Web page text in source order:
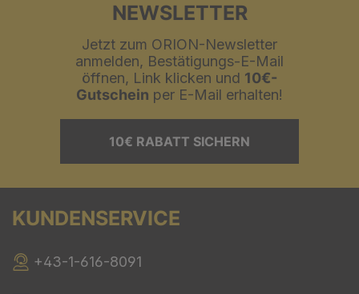
NEWSLETTER
Jetzt zum ORION-Newsletter
anmelden, Bestätigungs-E-Mail
öffnen, Link klicken und 10€-
Gutschein per E-Mail erhalten!
10€ RABATT SICHERN
KUNDENSERVICE
+43-1-616-8091